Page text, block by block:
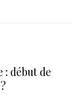
début de